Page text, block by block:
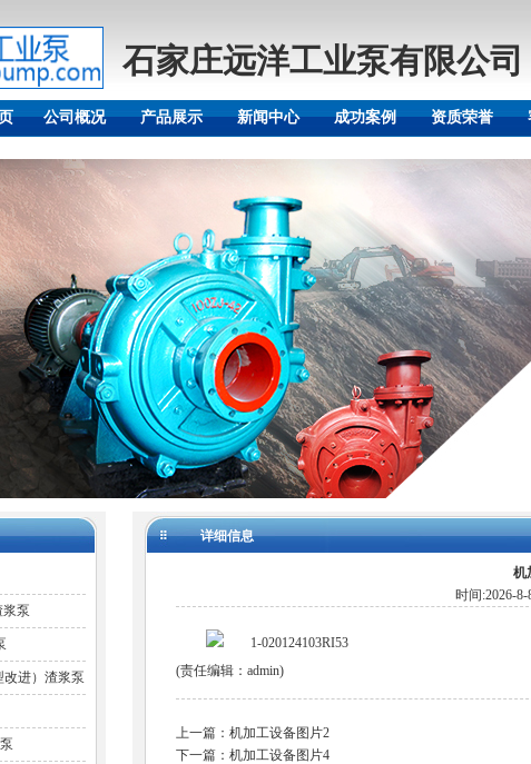
石家庄远洋工业泵有限公司
公司概况 产品展示 新闻中心 成功案例 资质荣誉
浆泵
进）渣浆泵
详细信息
机
时间:2026-
(责任编辑：admin)
上一篇： 机加工设备图片2
下一篇： 机加工设备图片4